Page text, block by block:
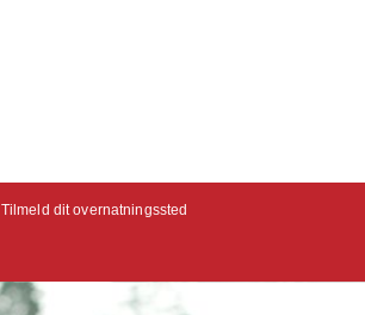
Tilmeld dit overnatningssted